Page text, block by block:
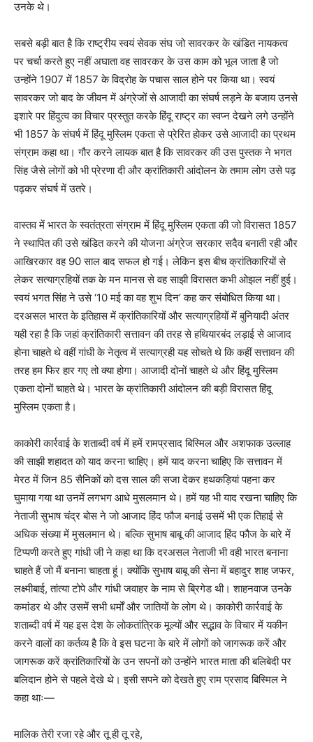
उनके थे।
सबसे बड़ी बात है कि राष्ट्रीय स्वयं सेवक संघ जो सावरकर के खंडित नायकत्व
पर चर्चा करते हुए नहीं अघाता वह सावरकर के उस काम को भूल जाता है जो
उन्होंने 1907 में 1857 के विद्रोह के पचास साल होने पर किया था। स्वयं
सावरकर जो बाद के जीवन में अंग्रेजों से आजादी का संघर्ष लड़ने के बजाय उनसे
इशारे पर हिंदुत्व का विचार प्रस्तुत करके हिंदू राष्ट्र का स्वप्न देखने लगे उन्होंने
भी 1857 के संघर्ष में हिंदू मुस्लिम एकता से प्रेरित होकर उसे आजादी का प्रथम
संग्राम कहा था। गौर करने लायक बात है कि सावरकर की उस पुस्तक ने भगत
सिंह जैसे लोगों को भी प्रेरणा दी और क्रांतिकारी आंदोलन के तमाम लोग उसे पढ़
पढ़कर संघर्ष में उतरे।
वास्तव में भारत के स्वतंत्रता संग्राम में हिंदू मुस्लिम एकता की जो विरासत 1857
ने स्थापित की उसे खंडित करने की योजना अंग्रेज सरकार सदैव बनाती रही और
आखिरकार वह 90 साल बाद सफल हो गई। लेकिन इस बीच क्रांतिकारियों से
लेकर सत्याग्रहियों तक के मन मानस से वह साझी विरासत कभी ओझल नहीं हुई।
स्वयं भगत सिंह ने उसे ‘10 मई का वह शुभ दिन’ कह कर संबोधित किया था।
दरअसल भारत के इतिहास में क्रांतिकारियों और सत्याग्रहियों में बुनियादी अंतर
यही रहा है कि जहां क्रांतिकारी सत्तावन की तरह से हथियारबंद लड़ाई से आजाद
होना चाहते थे वहीं गांधी के नेतृत्व में सत्याग्रही यह सोचते थे कि कहीं सत्तावन की
तरह हम फिर हार गए तो क्या होगा। आजादी दोनों चाहते थे और हिंदू मुस्लिम
एकता दोनों चाहते थे। भारत के क्रांतिकारी आंदोलन की बड़ी विरासत हिंदू
मुस्लिम एकता है।
काकोरी कार्रवाई के शताब्दी वर्ष में हमें रामप्रसाद बिस्मिल और अशफाक उल्लाह
की साझी शहादत को याद करना चाहिए। हमें याद करना चाहिए कि सत्तावन में
मेरठ में जिन 85 सैनिकों को दस साल की सजा देकर हथकड़ियां पहना कर
घुमाया गया था उनमें लगभग आधे मुसलमान थे। हमें यह भी याद रखना चाहिए कि
नेताजी सुभाष चंद्र बोस ने जो आजाद हिंद फौज बनाई उसमें भी एक तिहाई से
अधिक संख्या में मुसलमान थे। बल्कि सुभाष बाबू की आजाद हिंद फौज के बारे में
टिप्पणी करते हुए गांधी जी ने कहा था कि दरअसल नेताजी भी वही भारत बनाना
चाहते हैं जो मैं बनाना चाहता हूं। क्योंकि सुभाष बाबू की सेना में बहादुर शाह जफर,
लक्ष्मीबाई, तांत्या टोपे और गांधी जवाहर के नाम से ब्रिगेड थी। शाहनवाज उनके
कमांडर थे और उसमें सभी धर्मों और जातियों के लोग थे। काकोरी कार्रवाई के
शताब्दी वर्ष में यह इस देश के लोकतांत्रिक मूल्यों और सद्भाव के विचार में यकीन
करने वालों का कर्तव्य है कि वे इस घटना के बारे में लोगों को जागरूक करें और
जागरूक करें क्रांतिकारियों के उन सपनों को उन्होंने भारत माता की बलिबेदी पर
बलिदान होने से पहले देखे थे। इसी सपने को देखते हुए राम प्रसाद बिस्मिल ने
कहा थाः—
मालिक तेरी रजा रहे और तू ही तू रहे,